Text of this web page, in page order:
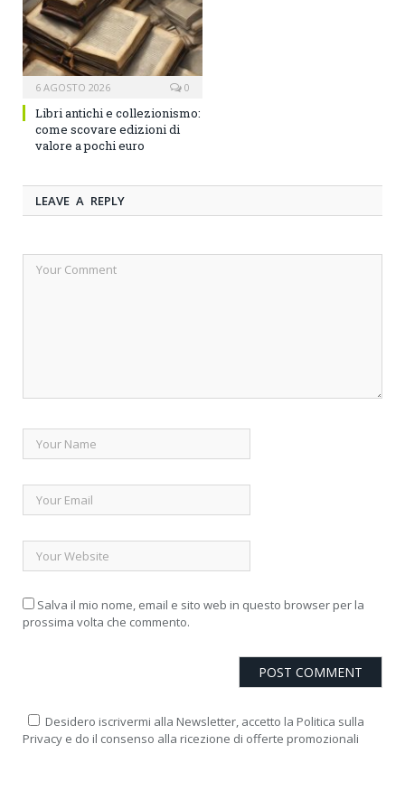
6 AGOSTO 2026 0
Libri antichi e collezionismo:
come scovare edizioni di
valore a pochi euro
LEAVE A REPLY
Salva il mio nome, email e sito web in questo browser per la
prossima volta che commento.
Desidero iscrivermi alla Newsletter, accetto la Politica sulla
Privacy e do il consenso alla ricezione di offerte promozionali